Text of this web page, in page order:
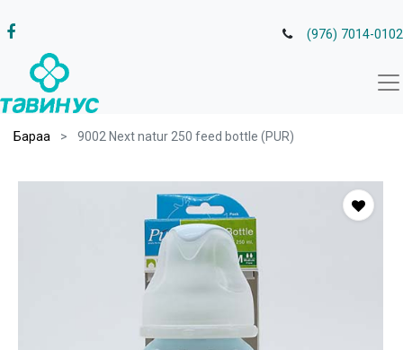
(976) 7014-0102
Бараа 9002 Next natur 250 feed bottle (PUR)